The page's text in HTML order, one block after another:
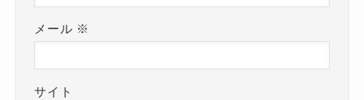
メール ※
サイト